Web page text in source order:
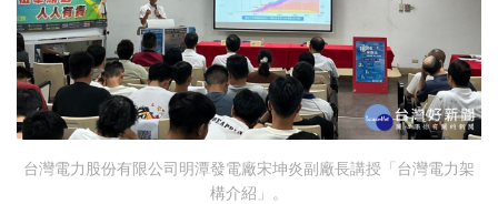
台灣電力股份有限公司明潭發電廠宋坤炎副廠長講授「台灣電力架
構介紹」。